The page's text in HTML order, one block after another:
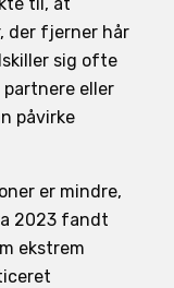
der fjerner hår
sig ofte
eller
påvirke
er mindre,
2023 fandt
ekstrem